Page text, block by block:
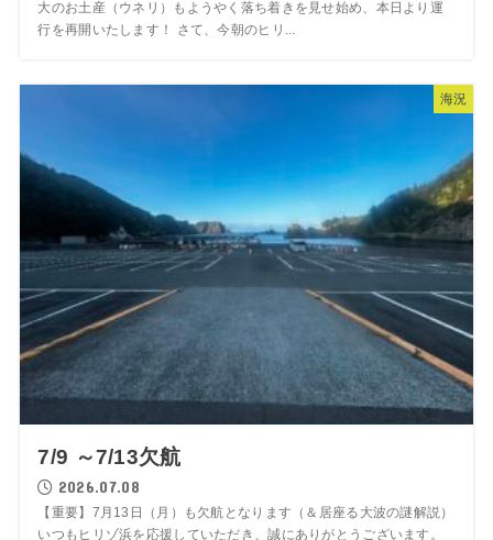
大のお土産（ウネリ）もようやく落ち着きを見せ始め、本日より運
行を再開いたします！ さて、今朝のヒリ...
海況
7/9 ～7/13欠航
2026.07.08
【重要】7月13日（月）も欠航となります（＆居座る大波の謎解説）
いつもヒリゾ浜を応援していただき、誠にありがとうございます。